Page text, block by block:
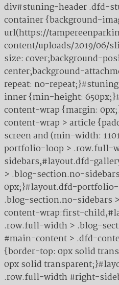
div#stuning-header .dfd-
container {background-
url(https://
content/uploads/2019/06/
size: cover;background-
center;background-
repeat: no-
inner {min-height:
content-wrap {margin:
content-wrap > article
screen and (min-width:
portfolio-loop > .row.full-
sidebars,#layout.dfd-
> .blog-section.no-
0px;}#layout.dfd-
.blog-section.no-sidebars
content-wrap:first-
.row.full-width > .blog-
#main-content > .dfd-
{border-top: 0px solid
0px solid
.row.full-width #right-